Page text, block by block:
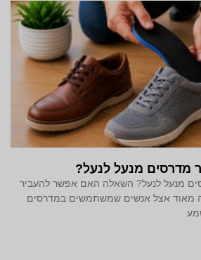
מדרסים מנעל לנעל?
מנעל לנעל? השאלה האם אפשר להעביר
מאוד אצל אנשים שמשתמשים במדרסים